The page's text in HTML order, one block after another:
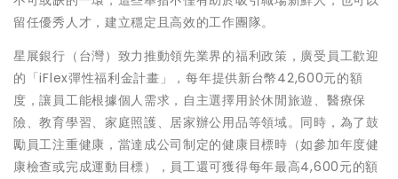
留任優秀人才，建立穩定且高效的工作團隊。
星展銀行（台灣）致力推動領先業界的福利政策，廣受員工歡迎
的「iFlex彈性福利金計畫」，每年提供新台幣42,600元的額
度，讓員工能根據個人需求，自主選擇用於休閒旅遊、醫療保
險、教育學習、家庭照護、居家辦公用品等領域。同時，為了鼓
勵員工注重健康，當達成公司制定的健康目標時（如參加年度健
康檢查或完成運動目標），員工還可獲得每年最高4,600元的額